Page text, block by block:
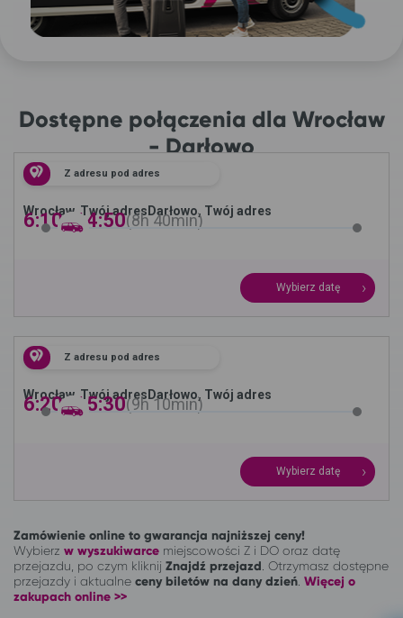
Dostępne połączenia dla Wrocław
- Darłowo
Z adresu pod adres
Wrocław, Twój adres Darłowo, Twój adres
6:10 -14:50 8h40min
Wybierz datę
Z adresu pod adres
Wrocław, Twój adres Darłowo, Twój adres
6:20 -15:30 9h10min
Wybierz datę
Zamówienie online to gwarancja najniższej ceny!
Wybierz w wyszukiwarce miejscowości Z i DO oraz datę
przejazdu, po czym kliknij Znajdź przejazd . Otrzymasz dostępne
przejazdy i aktualne ceny biletów na dany dzień Więcej o
zakupach online >>